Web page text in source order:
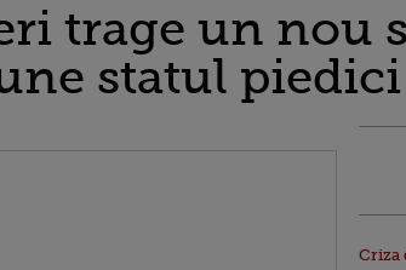
trage un nou
statul
Criza